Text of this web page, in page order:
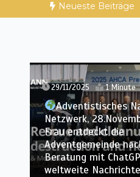
Neueste Beiträge
DER SCHÖPFUNG |
21/11/2025 1 Minute
Adventistisches
Netzwerk,
Adventisten sind
Taifun in Taiwan im
Weitere weltweite